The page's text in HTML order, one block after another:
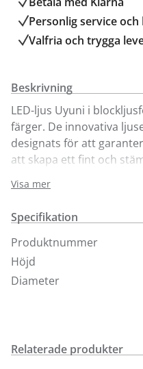
Personlig service
Valfria och trygga
Beskrivning
LED-ljus Uyuni i
färger. De innovativa
designats för att
att skapa ett fint och
varmvit, mjukt flimrande
inga av de skadliga
vanliga vaxljus.
Ljusen kan styras med
Ljusen är dimbara och
4|6|8|10 timmars timer
Visa mer
Specifikation
Produktnummer
Höjd
Diameter
Relaterade produkter
Finns i fler val (3)